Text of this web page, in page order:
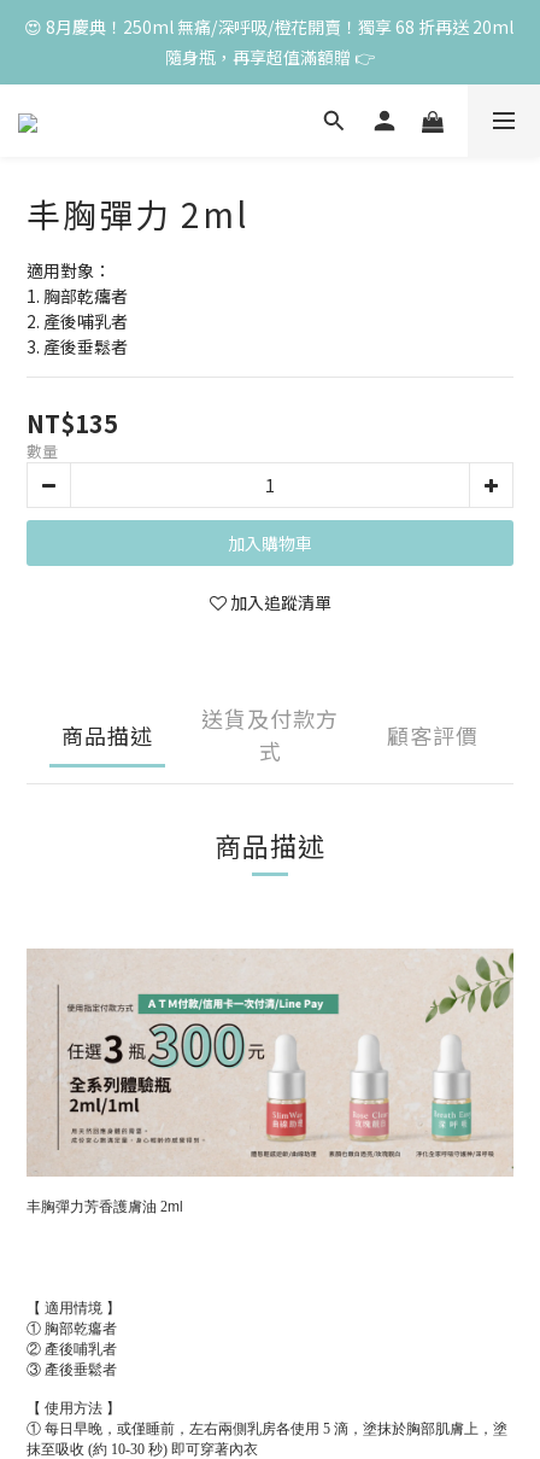
高峰期家長很安心 🧡 滿 3000 元加贈深呼吸10ml一瓶！限量送完
為止
😍 8月慶典！250ml 無痛/深呼吸/橙花開賣！獨享 68 折再送 20ml
隨身瓶，再享超值滿額贈 👉
😍 50ml 任一瓶結帳享 8 折，任三瓶享 75 折，任五瓶享 7 折！想
高峰期家長很安心 🧡 滿 3000 元加贈深呼吸10ml一瓶！限量送完
丰胸彈力 2ml
適用對象：
1. 胸部乾癟者
2. 產後哺乳者
3. 產後垂鬆者
NT$135
數量
加入購物車
加入追蹤清單
商品描述
送貨及付款方
式
顧客評價
商品描述
丰胸彈力芳香護膚油 2ml
【 適用情境 】
① 胸部乾癟者
② 產後哺乳者
③ 產後垂鬆者
【 使用方法 】
① 每日早晚，或僅睡前，左右兩側乳房各使用 5 滴，塗抹於胸部肌膚上，塗
抹至吸收 (約 10-30 秒) 即可穿著內衣